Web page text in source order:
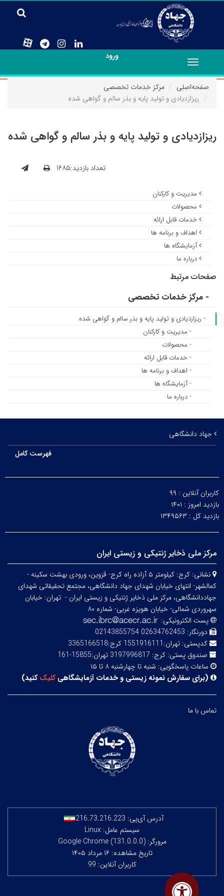
ورود
Toggle
navigation
صفحه‌اصلی
مرکز خدمات تخصصی
ریزازدیادی و تولید پایه و بذر سالم و گواهی شده
ریزازدیادی و تولید پایه و بذر سالم و گواهی شده
تعداد بازدید:۱۶۸۵
مدیریت و کارکنان
محصولات
خدمات قابل ارائه
اهداف و برنامه ها
آزمایشگاه ها
درباره ما
صفحات مرتبط
- مرکز خدمات تخصصی
- ریزازدیادی و تولید پایه و بذر سالم و گواهی شده
- مدیریت و کارکنان
- محصولات
- خدمات قابل ارائه
- اهداف و برنامه ها
- آزمایشگاه ها
- درباره ما
جهاد دانشگاهی
فهرست کامل
کاربران آنلاین : ۹۹
بازدید امروز : ۱۴۰۱
بازدید کل : ۱۳۴۹۵۶۳
مرکز ملی ذخایر ژنتیکی و زیستی ایران
نشانی:
کرج: کیلومتر ۵ آزاده راه کرج- قزوین، ورودی بهشت سکینه -
کمالشهر- انتهای خیابان شهدای جهاد دانشگاهی، مجتمع تحقیقاتی شهدای
جهاددانشگاهی، مرکز ملی ذخایر ژنتیکی و زیستی ایران - تهران: خیابان
سهروردی شمالی- خیابان هویزه غربی- شماره ۸۰
پست الکترونیکی:
دورنگار: 02634762453 02143855754
کدپستی: تهران:1551916111 کرج:3365166518
صندوق پستی: کرج: 3197996817 تهران:15855-161
ساعات پاسخگویی: شنبه تا چهارشنبه ۸ تا ۱۵
(برای سفارش نمونه زیستی و خدمات آزمایشگاهیکلیککنید)
تماس با ما
آدرس آی‌پی: 216.73.216.223
سیستم عامل: Linux
مرورگر: Google Chrome (131.0.0.0)
تاریخ مشاهده: ۱۶ مرداد ۱۴۰۵
کاربران آنلاین: 99